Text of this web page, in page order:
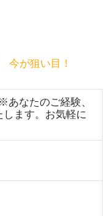
今が狙い目！
あなたのご経験、
ます。お気軽に